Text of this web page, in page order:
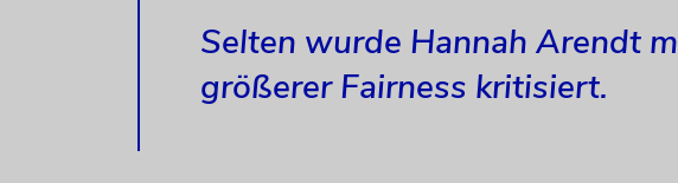
Selten wurde Hannah Arendt
größerer Fairness kritisiert.